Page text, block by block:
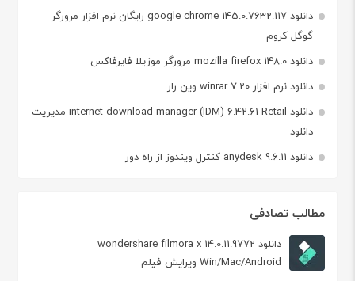
دانلود google chrome 145.0.7632.117 رایگان نرم افزار مرورگر
گوگل کروم
دانلود mozilla firefox 148.0 مرورگر موزیلا فایرفاکس
دانلود نرم افزار winrar 7.20 وین رار
دانلود internet download manager (IDM) 6.42.61 Retail مدیریت
دانلود
دانلود anydesk 9.6.11 کنترل ویندوز از راه دور
مطالب تصادفی
دانلود wondershare filmora x 14.0.11.9772
Win/Mac/Android ویرایش فیلم